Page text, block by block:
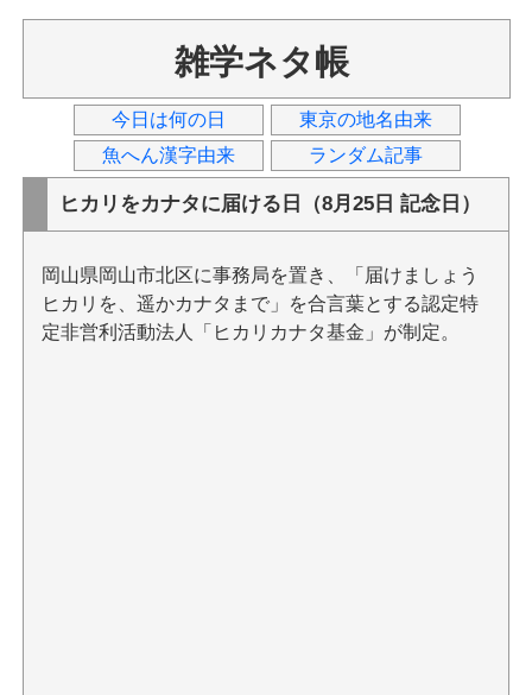
雑学ネタ帳
今日は何の日
東京の地名由来
魚へん漢字由来
ランダム記事
ヒカリをカナタに届ける日（8月25日 記念日）
岡山県岡山市北区に事務局を置き、「届けましょう
ヒカリを、遥かカナタまで」を合言葉とする認定特
定非営利活動法人「ヒカリカナタ基金」が制定。